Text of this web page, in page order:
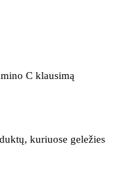
C klausimą
kuriuose geležies